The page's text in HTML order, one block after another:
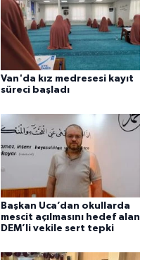
Van'da kız medresesi kayıt
süreci başladı
Başkan Uca’dan okullarda
mescit açılmasını hedef alan
DEM’li vekile sert tepki